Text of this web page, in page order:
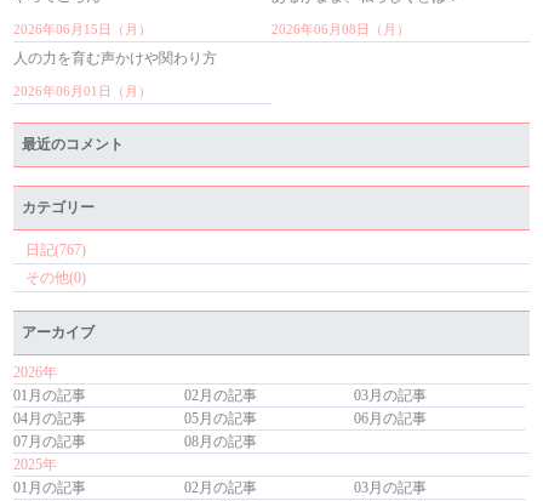
2026年06月15日（月） 2026年06月08日（月）
人の力を育む声かけや関わり方
2026年06月01日（月）
最近のコメント
カテゴリー
日記(767)
その他(0)
アーカイブ
2026年
01月の記事
02月の記事
03月の記事
04月の記事
05月の記事
06月の記事
07月の記事
08月の記事
2025年
01月の記事
02月の記事
03月の記事